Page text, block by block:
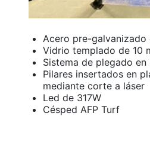
Acero pre-galvanizado
Vidrio templado de 10
Sistema de plegado
Pilares insertados en
mediante corte a láser
Led de 317W
Césped AFP Turf